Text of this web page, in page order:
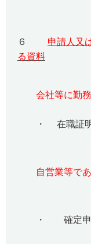
６ 申請人又
る資料
会社等に勤
・ 在職証
自営業等で
・ 確定申告